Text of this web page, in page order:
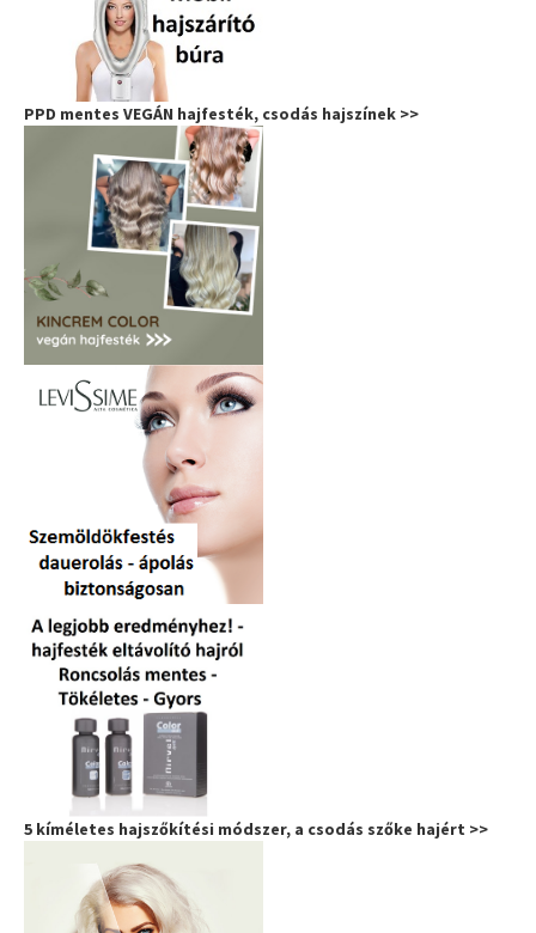
PPD mentes VEGÁN hajfesték, csodás hajszínek >>
5 kíméletes hajszőkítési módszer, a csodás szőke hajért >>